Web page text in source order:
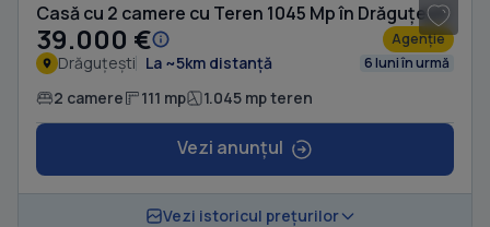
Casă cu 2 camere cu Teren 1045 Mp în Drăguțești
39.000 € Agenție
Drăguțești La ~5km distanță 6 luni în urmă
2 camere 111 mp 1.045 mp teren
Vezi anunțul
Vezi istoricul prețurilor